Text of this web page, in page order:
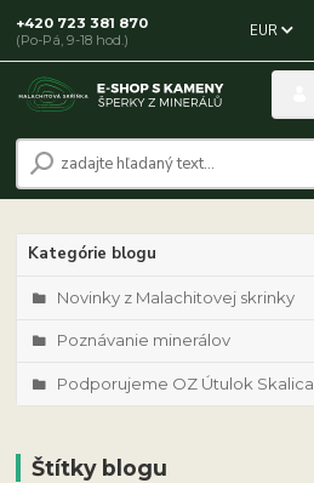
EUR
+420 723 381 870
(Po-Pá, 9-18 hod.)
Kategórie blogu
Novinky z Malachitovej skrinky
Poznávanie minerálov
Podporujeme OZ Útulok Skalica
Štítky blogu